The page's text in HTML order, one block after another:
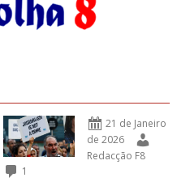
21 de Janeiro
de 2026
Redacção F8
1